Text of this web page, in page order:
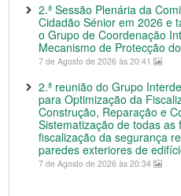
2.ª Sessão Plenária da
Cidadão Sénior em 2026 e
o Grupo de Coordenação
Mecanismo de Protecção
7 de Agosto de 2026 às 20:41
2.ª reunião do Grupo
para Optimização da
Construção, Reparação e
Sistematização de todas
fiscalização da segurança
paredes exteriores de
7 de Agosto de 2026 às 20:34